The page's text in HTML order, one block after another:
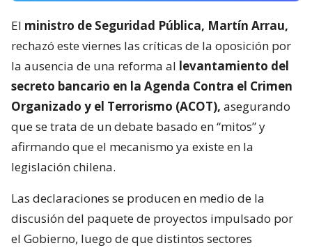
El ministro de Seguridad Pública, Martín Arrau,
rechazó este viernes las críticas de la oposición por
la ausencia de una reforma al levantamiento del
secreto bancario en la Agenda Contra el Crimen
Organizado y el Terrorismo (ACOT), asegurando
que se trata de un debate basado en “mitos” y
afirmando que el mecanismo ya existe en la
legislación chilena.
Las declaraciones se producen en medio de la
discusión del paquete de proyectos impulsado por
el Gobierno, luego de que distintos sectores